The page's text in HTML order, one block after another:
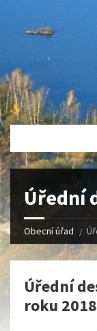
Úřední
Obecní úřad
Úřední
roku 2018